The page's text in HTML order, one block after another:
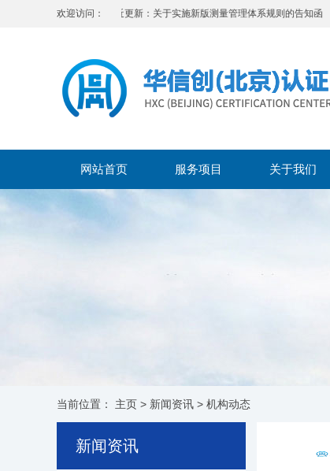
欢迎访问：
最近更新：关于实施新版测量管理体系规则的告知函
网站首页 服务项目 关于我们
当前位置： 主页 > 新闻资讯 > 机构动态
新闻资讯